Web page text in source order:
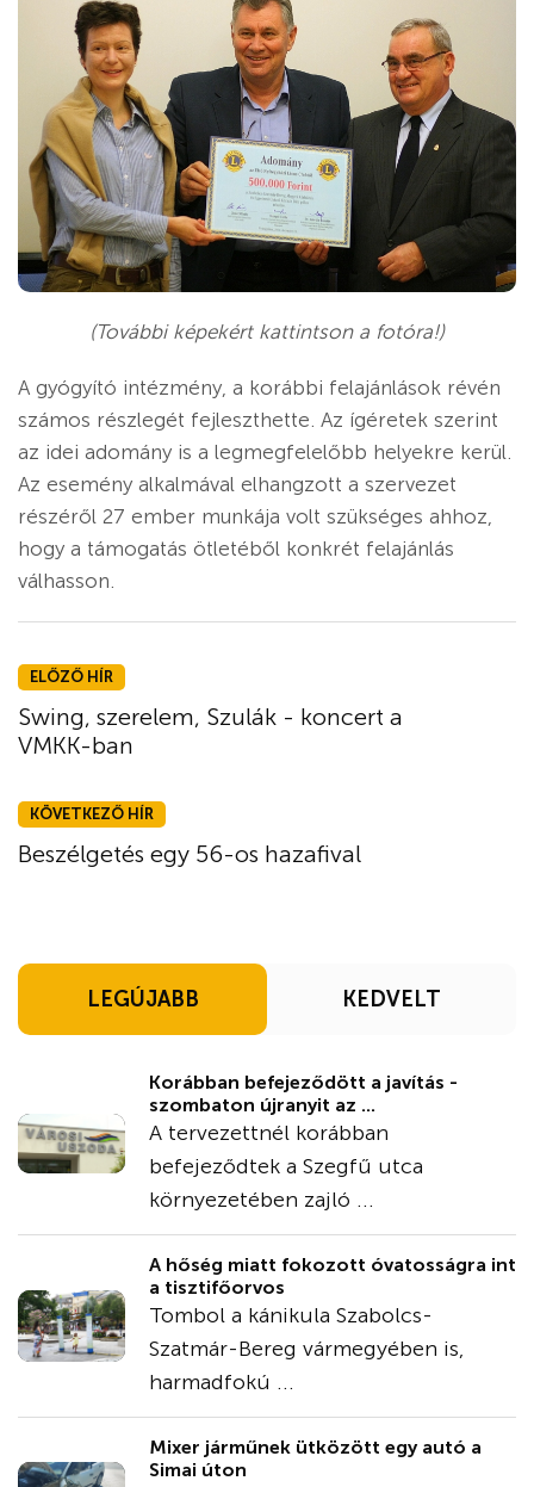
(További képekért kattintson a fotóra!)
A gyógyító intézmény, a korábbi felajánlások révén
számos részlegét fejleszthette. Az ígéretek szerint
az idei adomány is a legmegfelelőbb helyekre kerül.
Az esemény alkalmával elhangzott a szervezet
részéről 27 ember munkája volt szükséges ahhoz,
hogy a támogatás ötletéből konkrét felajánlás
válhasson.
ELŐZŐ HÍR
Swing, szerelem, Szulák - koncert a
VMKK-ban
KÖVETKEZŐ HÍR
Beszélgetés egy 56-os hazafival
LEGÚJABB KEDVELT
Korábban befejeződött a javítás -
szombaton újranyit az ...
A tervezettnél korábban
befejeződtek a Szegfű utca
környezetében zajló ...
A hőség miatt fokozott óvatosságra int
a tisztifőorvos
Tombol a kánikula Szabolcs-
Szatmár-Bereg vármegyében is,
harmadfokú ...
Mixer járműnek ütközött egy autó a
Simai úton